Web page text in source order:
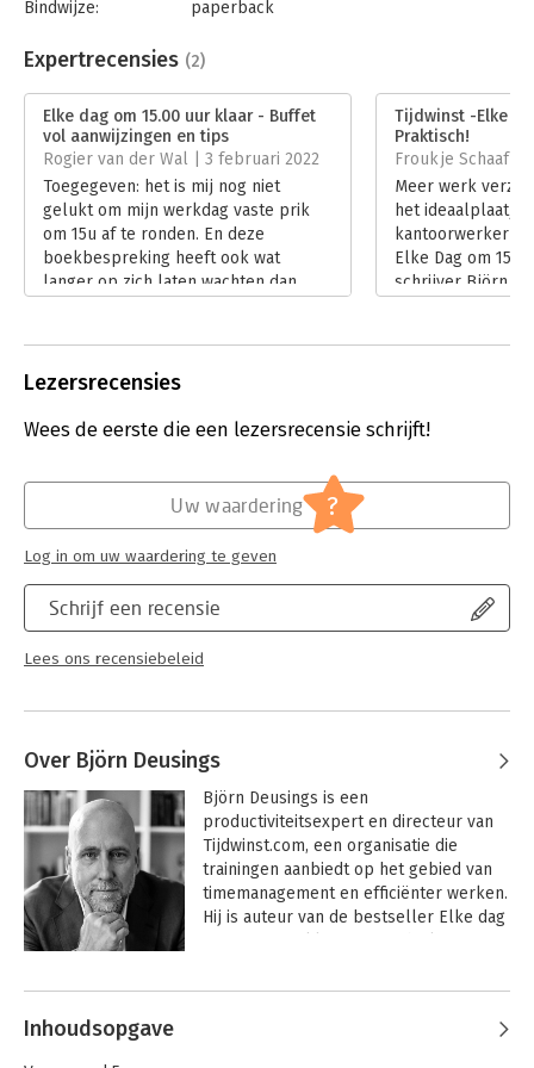
Bindwijze:
paperback
Uitgever:
Kosmos Uitgevers
Verschijningsdatum:
1-6-2021
Hoofdrubriek: Persoonlijke effectiviteit
Expertrecensies (2)
Elke dag om 15.00 uur klaar - Buffet
vol aanwijzingen en tips
Rogier van der Wal | 3 februari 2022
Toegegeven: het is mij nog niet
gelukt om mijn werkdag vaste prik
om 15u af te ronden. En deze
boekbespreking heeft ook wat
langer op zich laten wachten dan
uiteindelijk zeker de moeite en opent
Lees verder
Tijdwinst -Elke
Praktisch!
Froukje Schaaf |
Meer werk
het ideaalplaatje
kantoorwerker
Elke Dag om
schrijver Björn
Lees verder
Lezersrecensies
Wees de eerste die een lezersrecensie schrijft!
Schrijf een recensie
Lees ons recensiebeleid
Uw waardering ?
Log in om uw waardering te geven
Over Björn Deusings
Björn Deusings is een
productiviteitsexpert en directeur van
Tijdwinst.com, een organisatie die
trainingen aanbiedt op het gebied van
timemanagement en efficiënter werken.
Hij is auteur van de bestseller Elke dag
rust krijgt. Maar zelfs hij trapte in de
Andere boeken door Björn
Deusings
Inhoudsopgave